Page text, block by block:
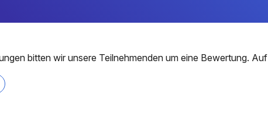
bitten wir unsere Teilnehmenden um eine Bewertung.